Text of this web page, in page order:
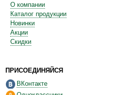
О компании
Каталог продукции
Новинки
Акции
Скидки
ПРИСОЕДИНЯЙСЯ
ВКонтакте